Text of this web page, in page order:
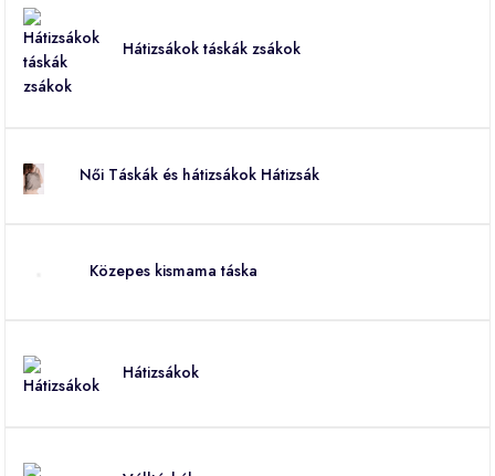
Hátizsákok táskák zsákok
Női Táskák és hátizsákok Hátizsák
Közepes kismama táska
Hátizsákok